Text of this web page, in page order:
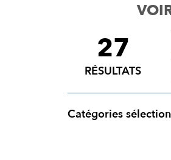
FILTRER
RÉSULTATS
27
RÉSULTATS
Catégories